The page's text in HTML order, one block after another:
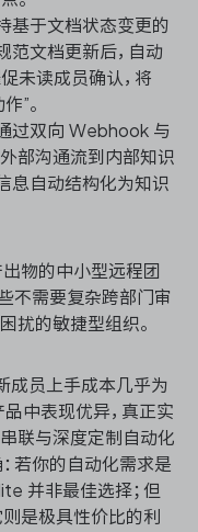
基于文档状态变更的
范文档更新后，自动
未读成员确认，将
”。
通过双向 Webhook 与
部沟通流到内部知识
息自动结构化为知识
物的中小型远程团
不需要复杂跨部门审
扰的敏捷型组织。
成员上手成本几乎为
中表现优异，真正实
联与深度定制自动化
若你的自动化需求是
并非最佳选择；但
是极具性价比的利